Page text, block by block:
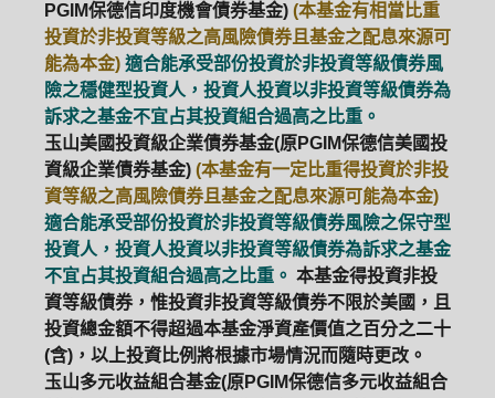
PGIM保德信印度機會債券基金) (本基金有相當比重
投資於非投資等級之高風險債券且基金之配息來源可
能為本金) 適合能承受部份投資於非投資等級債券風
險之穩健型投資人，投資人投資以非投資等級債券為
訴求之基金不宜占其投資組合過高之比重。
玉山美國投資級企業債券基金(原PGIM保德信美國投
資級企業債券基金) (本基金有一定比重得投資於非投
資等級之高風險債券且基金之配息來源可能為本金)
適合能承受部份投資於非投資等級債券風險之保守型
投資人，投資人投資以非投資等級債券為訴求之基金
不宜占其投資組合過高之比重。 本基金得投資非投
資等級債券，惟投資非投資等級債券不限於美國，且
投資總金額不得超過本基金淨資產價值之百分之二十
(含)，以上投資比例將根據市場情況而隨時更改。
玉山多元收益組合基金(原PGIM保德信多元收益組合